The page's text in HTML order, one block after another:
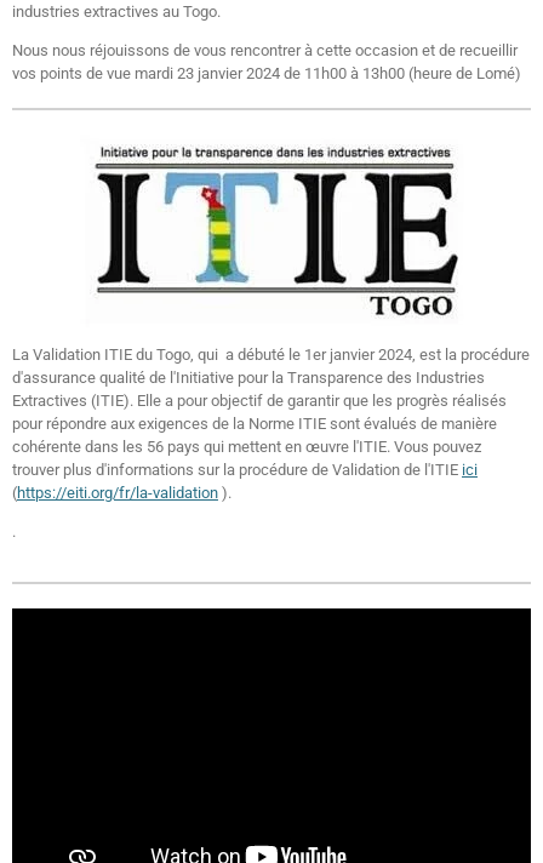
industries extractives au Togo.
Nous nous réjouissons de vous rencontrer à cette occasion et de recueillir
vos points de vue mardi 23 janvier 2024 de 11h00 à 13h00 (heure de Lomé)
La Validation ITIE du Togo, qui a débuté le 1er janvier 2024, est la procédure
d'assurance qualité de l'Initiative pour la Transparence des Industries
Extractives (ITIE). Elle a pour objectif de garantir que les progrès réalisés
pour répondre aux exigences de la Norme ITIE sont évalués de manière
cohérente dans les 56 pays qui mettent en œuvre l'ITIE. Vous pouvez
trouver plus d'informations sur la procédure de Validation de l'ITIE ici
(https://eiti.org/fr/la-validation ).
.